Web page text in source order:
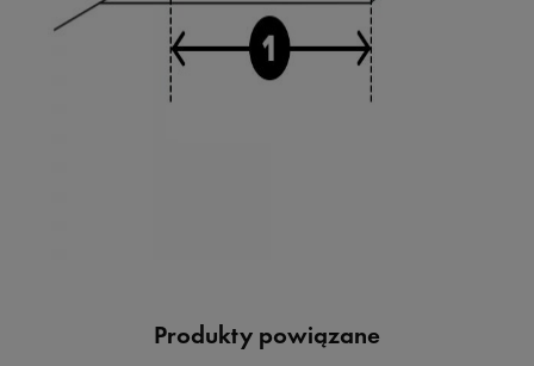
Produkty powiązane